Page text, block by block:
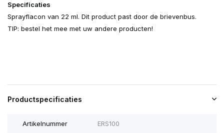
Specificaties
Sprayflacon van 22 ml. Dit product past door de brievenbus.
TIP: bestel het mee met uw andere producten!
Productspecificaties
Artikelnummer ERS100